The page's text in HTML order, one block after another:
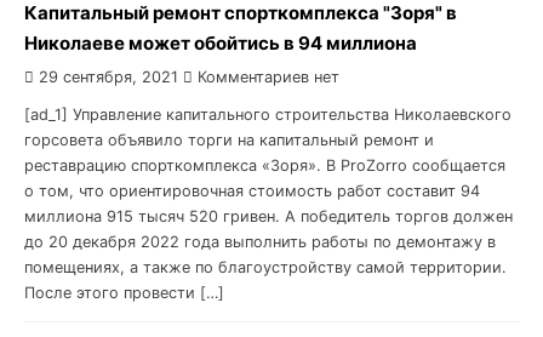
Капитальный ремонт спорткомплекса "Зоря" в
Николаеве может обойтись в 94 миллиона
29 сентября, 2021 Комментариев нет
[ad_1] Управление капитального строительства Николаевского
горсовета объявило торги на капитальный ремонт и
реставрацию спорткомплекса «Зоря». В ProZorro сообщается
о том, что ориентировочная стоимость работ составит 94
миллиона 915 тысяч 520 гривен. А победитель торгов должен
до 20 декабря 2022 года выполнить работы по демонтажу в
помещениях, а также по благоустройству самой территории.
После этого провести […]